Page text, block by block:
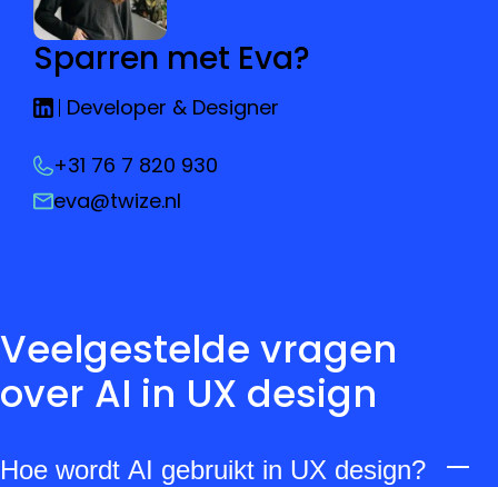
Sparren met Eva?
Developer & Designer
+31 76 7 820 930
eva@twize.nl
Veelgestelde vragen
over AI in UX design
Hoe wordt AI gebruikt in UX design?